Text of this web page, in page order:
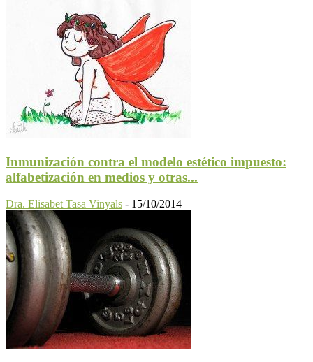
Inmunización contra el modelo estético impuesto:
alfabetización en medios y otras...
Dra. Elisabet Tasa Vinyals - 15/10/2014